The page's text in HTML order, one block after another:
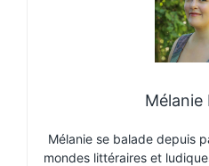
Mélanie
Mélanie se balade depuis
mondes littéraires et